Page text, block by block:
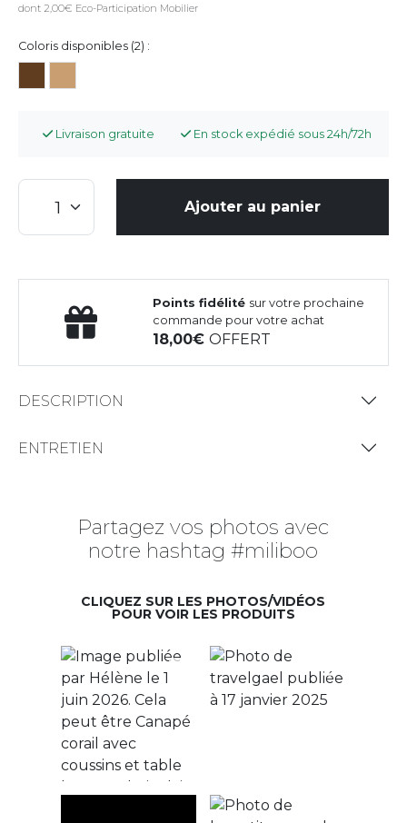
dont 2,00€ Eco-Participation Mobilier
Coloris disponibles (2) :
Livraison gratuite En stock expédié sous 24h/72h
Ajouter au panier
Points fidélité sur votre prochaine
commande pour votre achat
18,00OFFERT
DESCRIPTION
ENTRETIEN
Partagez vos photos avec
notre hashtag #miliboo
CLIQUEZ SUR LES PHOTOS/VIDÉOS
POUR VOIR LES PRODUITS